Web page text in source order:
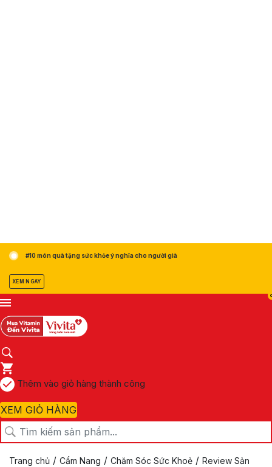
#10 món quà tặng sức khỏe ý nghĩa cho người già
XEM NGAY
0
Thêm vào giỏ hàng thành công
XEM GIỎ HÀNG
Trang chủ / Cẩm Nang / Chăm Sóc Sức Khoẻ / Review Sản